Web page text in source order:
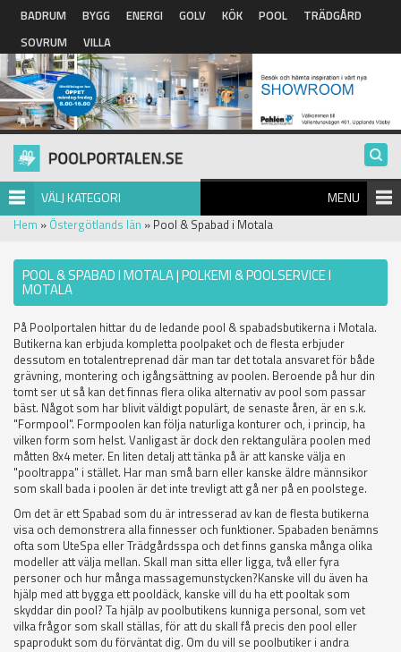
Hoppa till huvudinnehåll
BADRUM BYGG ENERGI GOLV KÖK POOL
TRÄDGÅRD
SOVRUM
VILLA
VÄLJ KATEGORI MENU
Hem » Östergötlands län » Pool & Spabad i Motala
POOL & SPABAD I MOTALA | POLKEMI & POOLSERVICE I
MOTALA
På Poolportalen hittar du de ledande pool & spabadsbutikerna i Motala.
Butikerna kan erbjuda kompletta poolpaket och de flesta erbjuder
dessutom en totalentreprenad där man tar det totala ansvaret för både
grävning, montering och igångsättning av poolen. Beroende på hur din
tomt ser ut så kan det finnas flera olika alternativ av pool som passar
bäst. Något som har blivit väldigt populärt, de senaste åren, är en s.k.
"Formpool". Formpoolen kan följa naturliga konturer och, i princip, ha
vilken form som helst. Vanligast är dock den rektangulära poolen med
måtten 8x4 meter. En liten detalj att tänka på är att kanske välja en
"pooltrappa" i stället. Har man små barn eller kanske äldre männsikor
som skall bada i poolen är det inte trevligt att gå ner på en poolstege.
Om det är ett Spabad som du är intresserad av kan de flesta butikerna
visa och demonstrera alla finnesser och funktioner. Spabaden benämns
ofta som UteSpa eller Trädgårdsspa och det finns ganska många olika
modeller att välja mellan. Skall man sitta eller ligga, två eller fyra
personer och hur många massagemunstycken?Kanske vill du även ha
hjälp med att bygga ett pooldäck, kanske vill du ha ett pooltak som
skyddar din pool? Ta hjälp av poolbutikens kunniga personal, som vet
vilka frågor som skall ställas, för att du skall få precis den pool eller
spaprodukt som du förväntat dig. Om du vill se poolbutiker i andra